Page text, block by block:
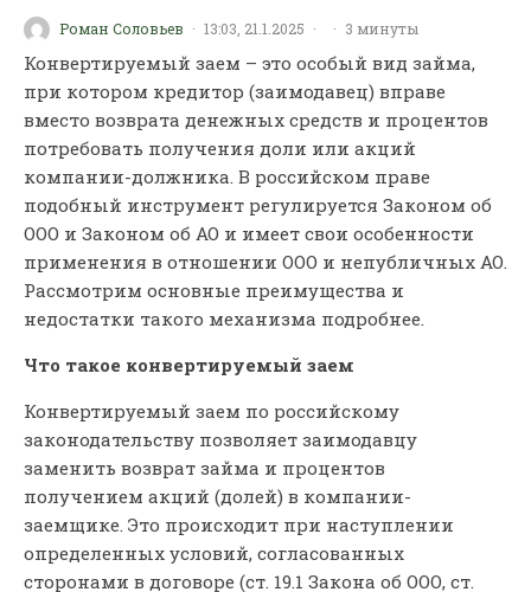
Роман Соловьев · 13:03, 21.1.2025 · · 3 минуты
Конвертируемый заем – это особый вид займа,
при котором кредитор (заимодавец) вправе
вместо возврата денежных средств и процентов
потребовать получения доли или акций
компании-должника. В российском праве
подобный инструмент регулируется Законом об
ООО и Законом об АО и имеет свои особенности
применения в отношении ООО и непубличных АО.
Рассмотрим основные преимущества и
недостатки такого механизма подробнее.
Что такое конвертируемый заем
Конвертируемый заем по российскому
законодательству позволяет заимодавцу
заменить возврат займа и процентов
получением акций (долей) в компании-
заемщике. Это происходит при наступлении
определенных условий, согласованных
сторонами в договоре (ст. 19.1 Закона об ООО, ст.